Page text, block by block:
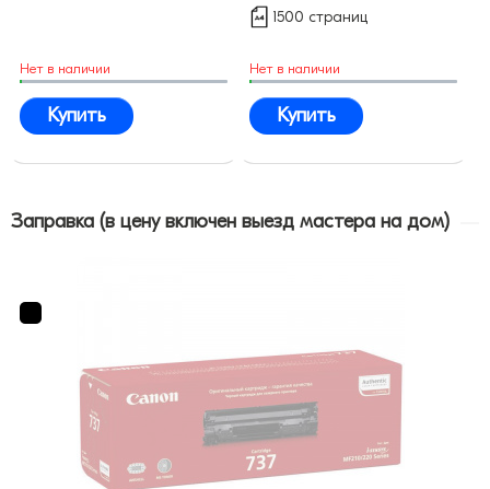
Нет в наличии
Купить
1500 страниц
Нет в наличии
Купить
Заправка (в цену включен выезд мастера на дом)